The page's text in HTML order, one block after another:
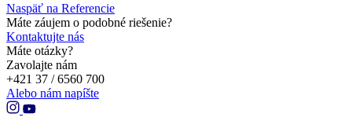
Naspäť na Referencie
Máte záujem o podobné riešenie?
Kontaktujte nás
Máte otázky?
Zavolajte nám
+421 37 / 6560 700
Alebo nám napíšte